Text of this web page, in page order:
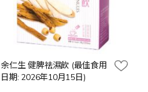
余仁生 健脾祛濕飲 (最佳食用
日期: 2026年10月15日)